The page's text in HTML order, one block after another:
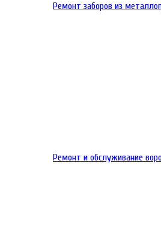
Ремонт заборов из
Ремонт и обслуживание